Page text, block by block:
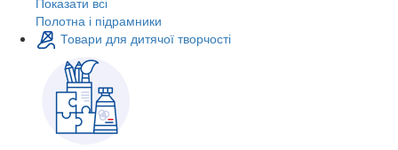
Полотна і підрамники
Товари для дитячої творчості